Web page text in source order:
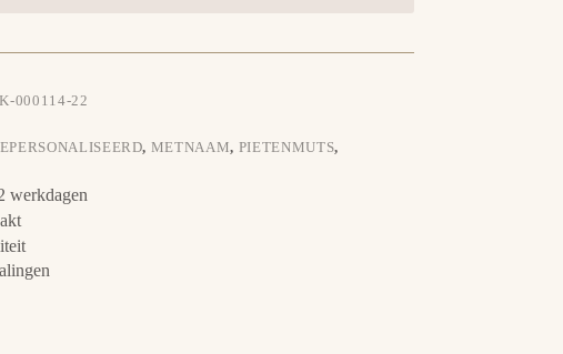
000114-22
, METNAAM, PIETENMUTS,
werkdagen